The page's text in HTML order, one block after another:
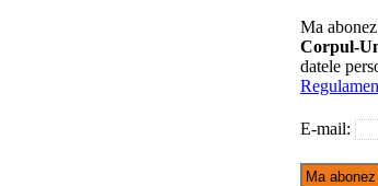
Ma abonez
Corpul-
datele
E-mail: